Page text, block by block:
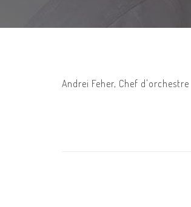
Andrei Feher, Chef d'orchestre